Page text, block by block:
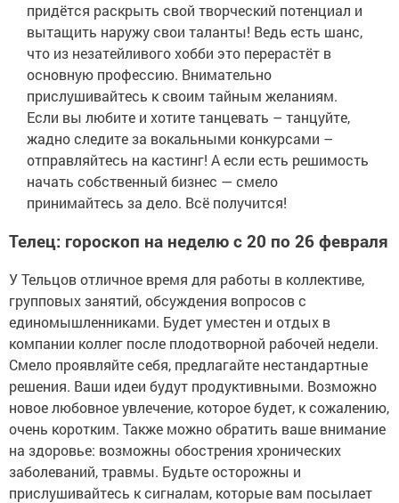
придётся раскрыть свой творческий потенциал и
вытащить наружу свои таланты! Ведь есть шанс,
что из незатейливого хобби это перерастёт в
основную профессию. Внимательно
прислушивайтесь к своим тайным желаниям.
Если вы любите и хотите танцевать – танцуйте,
жадно следите за вокальными конкурсами –
отправляйтесь на кастинг! А если есть решимость
начать собственный бизнес — смело
принимайтесь за дело. Всё получится!
Телец: гороскоп на неделю с 20 по 26 февраля
У Тельцов отличное время для работы в коллективе,
групповых занятий, обсуждения вопросов с
единомышленниками. Будет уместен и отдых в
компании коллег после плодотворной рабочей недели.
Смело проявляйте себя, предлагайте нестандартные
решения. Ваши идеи будут продуктивными. Возможно
новое любовное увлечение, которое будет, к сожалению,
очень коротким. Также можно обратить ваше внимание
на здоровье: возможны обострения хронических
заболеваний, травмы. Будьте осторожны и
прислушивайтесь к сигналам, которые вам посылает